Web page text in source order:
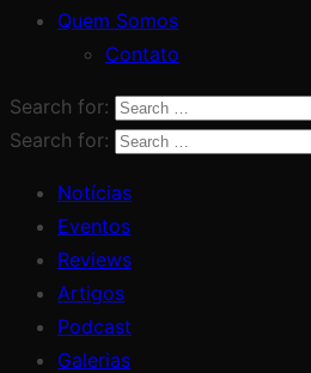
Quem Somos
Contato
Search for:
Search for:
Notícias
Eventos
Reviews
Artigos
Podcast
Galerias